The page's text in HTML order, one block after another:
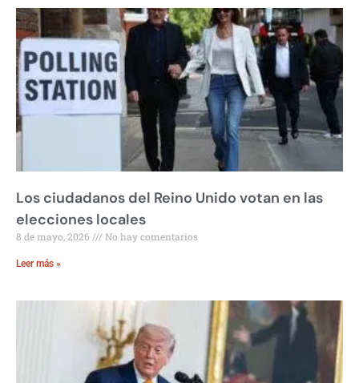
Los ciudadanos del Reino Unido votan en las
elecciones locales
8 de mayo, 2026 No hay comentarios
Leer más »